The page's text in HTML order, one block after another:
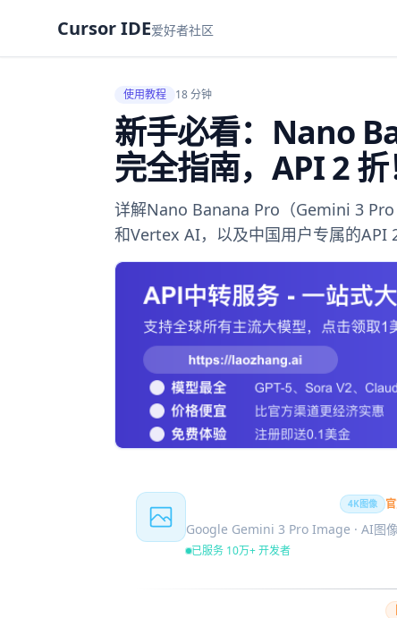
Cursor IDE爱好者社区
使用教程 18 分钟
新手必看：Nano
完全指南，API 2 折
详解Nano Banana Pro（Gemini 3
和Vertex AI，以及中国用户专属的API
4K图像
Google Gemini 3 Pro Image · AI图
已服务 10万+ 开发者